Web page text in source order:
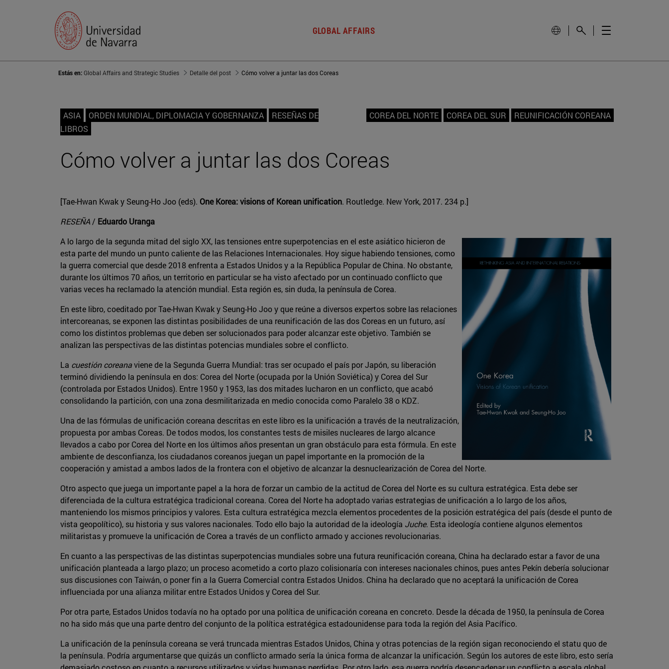
GLOBAL AFFAIRS
Estás en:Global Affairs and Strategic Studies Detalle del post Cómo volver a juntar las dos Coreas
ASIA ORDEN MUNDIAL, DIPLOMACIA Y GOBERNANZA
RESEÑAS DE
LIBROS
COREA DEL NORTE COREA DEL SUR REUNIFICACIÓN COREANA
Cómo volver a juntar las dos Coreas
[Tae-Hwan Kwak y Seung-Ho Joo (eds). One Korea: visions of Korean unification. Routledge. New York, 2017. 234 p.]
RESEÑA / Eduardo Uranga
A lo largo de la segunda mitad del siglo XX, las tensiones entre superpotencias en el este asiático hicieron de
esta parte del mundo un punto caliente de las Relaciones Internacionales. Hoy sigue habiendo tensiones, como
la guerra comercial que desde 2018 enfrenta a Estados Unidos y a la República Popular de China. No obstante,
durante los últimos 70 años, un territorio en particular se ha visto afectado por un continuado conflicto que
varias veces ha reclamado la atención mundial. Esta región es, sin duda, la península de Corea.
En este libro, coeditado por Tae-Hwan Kwak y Seung-Ho Joo y que reúne a diversos expertos sobre las relaciones
intercoreanas, se exponen las distintas posibilidades de una reunificación de las dos Coreas en un futuro, así
como los distintos problemas que deben ser solucionados para poder alcanzar este objetivo. También se
analizan las perspectivas de las distintas potencias mundiales sobre el conflicto.
La cuestión coreanaviene de la Segunda Guerra Mundial: tras ser ocupado el país por Japón, su liberación
terminó dividiendo la península en dos: Corea del Norte (ocupada por la Unión Soviética) y Corea del Sur
(controlada por Estados Unidos). Entre 1950 y 1953, las dos mitades lucharon en un conflicto, que acabó
consolidando la partición, con una zona desmilitarizada en medio conocida como Paralelo 38 o KDZ.
Una de las fórmulas de unificación coreana descritas en este libro es la unificación a través de la neutralización,
propuesta por ambas Coreas. De todos modos, los constantes tests de misiles nucleares de largo alcance
llevados a cabo por Corea del Norte en los últimos años presentan un gran obstáculo para esta fórmula. En este
ambiente de desconfianza, los ciudadanos coreanos juegan un papel importante en la promoción de la
cooperación y amistad a ambos lados de la frontera con el objetivo de alcanzar la desnuclearización de Corea del Norte.
Otro aspecto que juega un importante papel a la hora de forzar un cambio de la actitud de Corea del Norte es su cultura estratégica. Esta debe ser
diferenciada de la cultura estratégica tradicional coreana. Corea del Norte ha adoptado varias estrategias de unificación a lo largo de los años,
manteniendo los mismos principios y valores. Esta cultura estratégica mezcla elementos procedentes de la posición estratégica del país (desde el punto de
vista geopolítico), su historia y sus valores nacionales. Todo ello bajo la autoridad de la ideología Juche. Esta ideología contiene algunos elementos
militaristas y promueve la unificación de Corea a través de un conflicto armado y acciones revolucionarias.
En cuanto a las perspectivas de las distintas superpotencias mundiales sobre una futura reunificación coreana, China ha declarado estar a favor de una
unificación planteada a largo plazo; un proceso acometido a corto plazo colisionaría con intereses nacionales chinos, pues antes Pekín debería solucionar
sus discusiones con Taiwán, o poner fin a la Guerra Comercial contra Estados Unidos. China ha declarado que no aceptará la unificación de Corea
influenciada por una alianza militar entre Estados Unidos y Corea del Sur.
Por otra parte, Estados Unidos todavía no ha optado por una política de unificación coreana en concreto. Desde la década de 1950, la península de Corea
no ha sido más que una parte dentro del conjunto de la política estratégica estadounidense para toda la región del Asia Pacífico.
La unificación de la península coreana se verá truncada mientras Estados Unidos, China y otras potencias de la región sigan reconociendo el statu quo de
la península. Podría argumentarse que quizás un conflicto armado sería la única forma de alcanzar la unificación. Según los autores de este libro, esto sería